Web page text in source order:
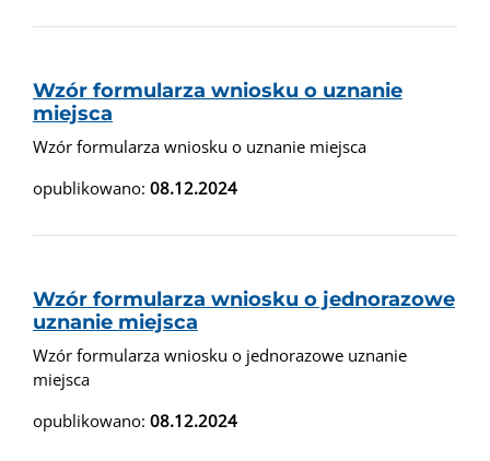
Wzór formularza wniosku o uznanie
miejsca
Wzór formularza wniosku o uznanie miejsca
opublikowano: 08.12.2024
Wzór formularza wniosku o jednorazowe
uznanie miejsca
Wzór formularza wniosku o jednorazowe uznanie
miejsca
opublikowano: 08.12.2024